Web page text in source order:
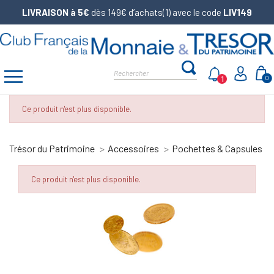
LIVRAISON à 5€ dès 149€ d’achats(1) avec le code LIV149
0
1
Ce produit n'est plus disponible.
Trésor du Patrimoine Accessoires Pochettes & Capsules
Ce produit n'est plus disponible.